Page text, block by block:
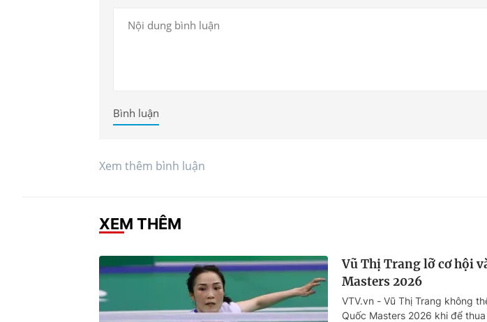
Bình luận
Xem thêm bình luận
XEM THÊM
Vũ Thị Trang lỡ cơ hội
Masters 2026
VTV.vn - Vũ Thị Trang không
Quốc Masters 2026 khi để